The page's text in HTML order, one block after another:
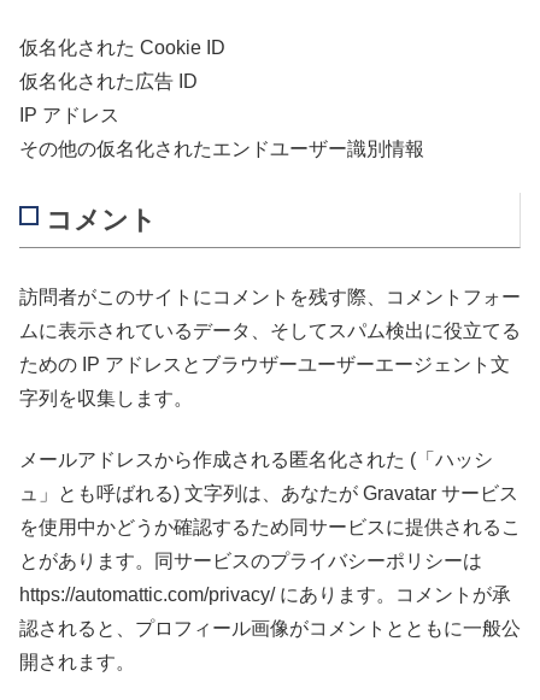
仮名化された Cookie ID
仮名化された広告 ID
IP アドレス
その他の仮名化されたエンドユーザー識別情報
コメント
訪問者がこのサイトにコメントを残す際、コメントフォー
ムに表示されているデータ、そしてスパム検出に役立てる
ための IP アドレスとブラウザーユーザーエージェント文
字列を収集します。
メールアドレスから作成される匿名化された (「ハッシ
ュ」とも呼ばれる) 文字列は、あなたが Gravatar サービス
を使用中かどうか確認するため同サービスに提供されるこ
とがあります。同サービスのプライバシーポリシーは
https://automattic.com/privacy/ にあります。コメントが承
認されると、プロフィール画像がコメントとともに一般公
開されます。